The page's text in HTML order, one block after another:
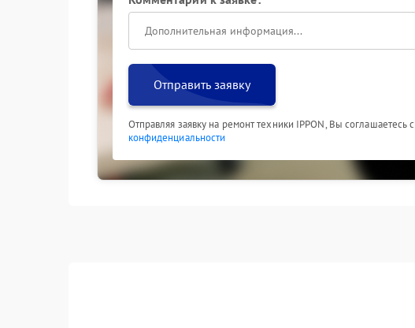
Отправить заявку
Отправляя заявку на ремонт техники IPPON, Вы соглашаетесь с
конфиденциальности